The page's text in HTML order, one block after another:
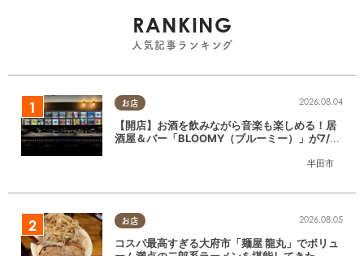
RANKING
人気記事ランキング
お店
半田市
2026.08.04
【開店】お酒を飲みながら音楽も楽しめる！居
酒屋＆バー「BLOOMY（ブルーミー）」が7/3
お店 2026.08.05
コスパ最高すぎる大府市「麺屋 龍丸」でボリュ